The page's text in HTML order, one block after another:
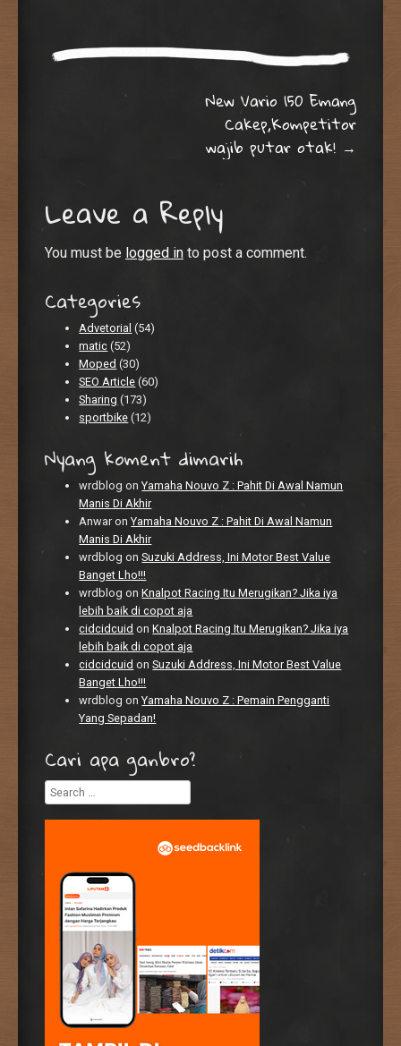
Post navigation
New Vario 150 Emang
Cakep,Kompetitor
wajib putar otak! →
Leave a Reply
You must be logged in to post a comment.
Categories
Advetorial (54)
matic (52)
Moped (30)
SEO Article (60)
Sharing (173)
sportbike (12)
Nyang koment dimarih
wrdblog onYamaha Nouvo Z : Pahit Di Awal Namun
Manis Di Akhir
Anwar onYamaha Nouvo Z : Pahit Di Awal Namun
Manis Di Akhir
wrdblog onSuzuki Address, Ini Motor Best Value
Banget Lho!!!
wrdblog onKnalpot Racing Itu Merugikan? Jika iya
lebih baik di copot aja
cidcidcuid onKnalpot Racing Itu Merugikan? Jika iya
lebih baik di copot aja
cidcidcuid onSuzuki Address, Ini Motor Best Value
Banget Lho!!!
wrdblog onYamaha Nouvo Z : Pemain Pengganti
Yang Sepadan!
Cari apa ganbro?
Search